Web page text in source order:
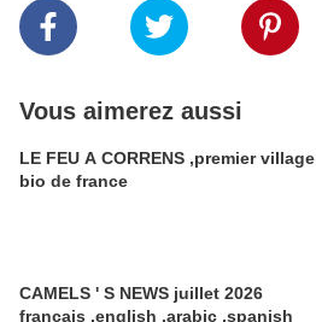
Vous aimerez aussi
LE FEU A CORRENS ,premier village
bio de france
CAMELS ' S NEWS juillet 2026
francais ,english ,arabic ,spanish